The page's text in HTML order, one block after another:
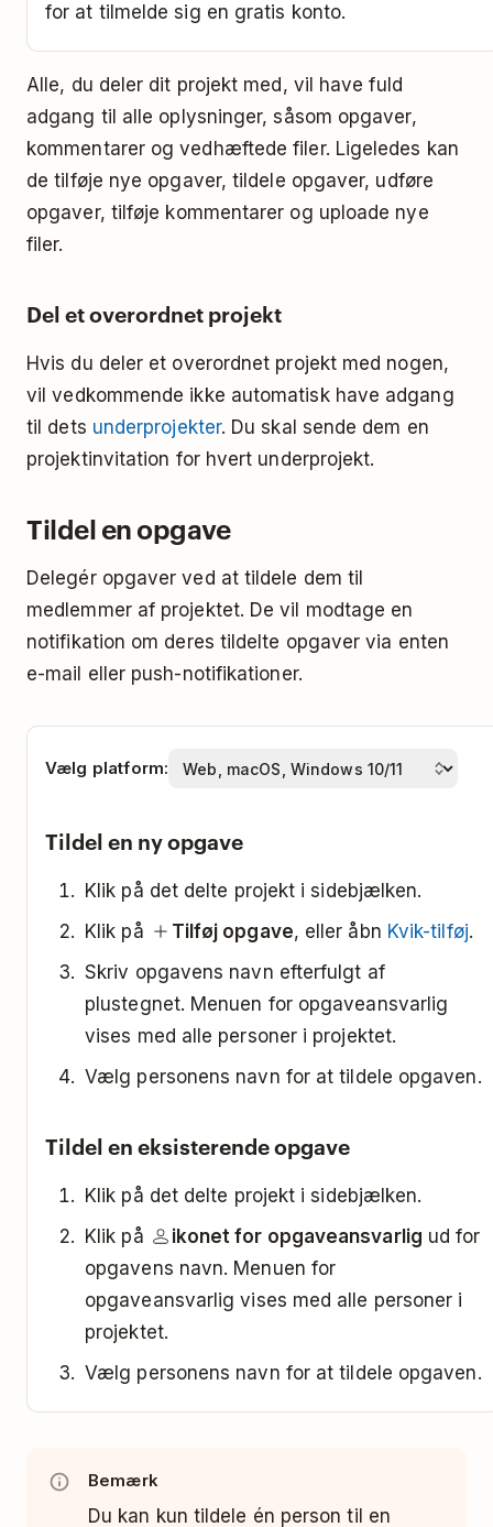
for at tilmelde sig en gratis konto.
Alle, du deler dit projekt med, vil have fuld
adgang til alle oplysninger, såsom opgaver,
kommentarer og vedhæftede filer. Ligeledes kan
de tilføje nye opgaver, tildele opgaver, udføre
opgaver, tilføje kommentarer og uploade nye
filer.
Del et overordnet projekt
Hvis du deler et overordnet projekt med nogen,
vil vedkommende ikke automatisk have adgang
til dets underprojekter. Du skal sende dem en
projektinvitation for hvert underprojekt.
Tildel en opgave
Delegér opgaver ved at tildele dem til
medlemmer af projektet. De vil modtage en
notifikation om deres tildelte opgaver via enten
e-mail eller push-notifikationer.
Vælg platform:
Tildel en ny opgave
Klik på det delte projekt i sidebjælken.
Klik på
Tilføj opgave, eller åbn Kvik-tilføj.
Skriv opgavens navn efterfulgt af
plustegnet. Menuen for opgaveansvarlig
vises med alle personer i projektet.
Vælg personens navn for at tildele opgaven.
Tildel en eksisterende opgave
Klik på det delte projekt i sidebjælken.
Klik på
ikonet for opgaveansvarlig ud for
opgavens navn. Menuen for
opgaveansvarlig vises med alle personer i
projektet.
Vælg personens navn for at tildele opgaven.
Bemærk
Du kan kun tildele én person til en